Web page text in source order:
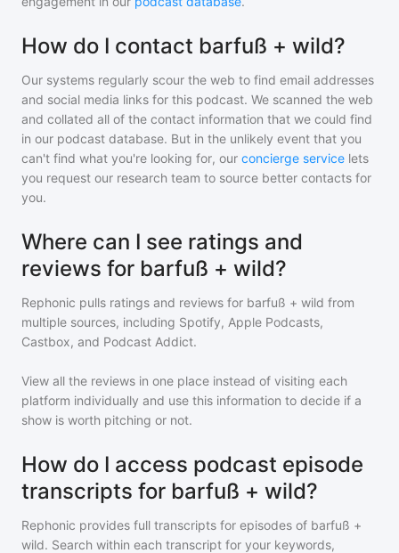
How do I contact barfuß + wild?
Our systems regularly scour the web to find email addresses
and social media links for this podcast. We scanned the web
and collated all of the contact information that we could find
in our podcast database. But in the unlikely event that you
can't find what you're looking for, our concierge service lets
you request our research team to source better contacts for
you.
Where can I see ratings and
reviews for barfuß + wild?
Rephonic pulls ratings and reviews for barfuß + wild from
multiple sources, including Spotify, Apple Podcasts,
Castbox, and Podcast Addict.
View all the reviews in one place instead of visiting each
platform individually and use this information to decide if a
show is worth pitching or not.
How do I access podcast episode
transcripts for barfuß + wild?
Rephonic provides full transcripts for episodes of barfuß +
wild. Search within each transcript for your keywords,